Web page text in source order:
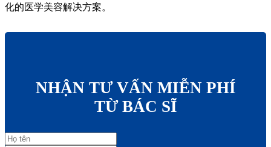
化的医学美容解决方案。
NHẬN TƯ VẤN MIỄN PHÍ
TỪ BÁC SĨ